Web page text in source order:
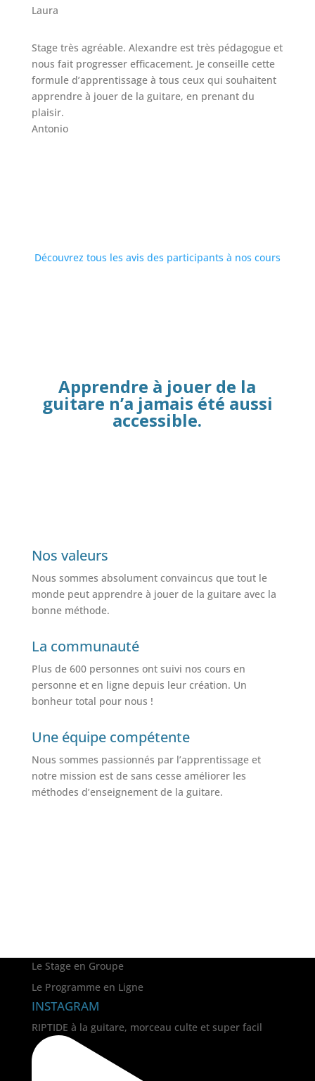
Laura
Stage très agréable. Alexandre est très pédagogue et
nous fait progresser efficacement. Je conseille cette
formule d’apprentissage à tous ceux qui souhaitent
apprendre à jouer de la guitare, en prenant du
plaisir.
Antonio
Découvrez tous les avis des participants à nos cours
Apprendre à jouer de la
guitare n’a jamais été aussi
accessible.
Nos valeurs
Nous sommes absolument convaincus que tout le
monde peut apprendre à jouer de la guitare avec la
bonne méthode.
La communauté
Plus de 600 personnes ont suivi nos cours en
personne et en ligne depuis leur création. Un
bonheur total pour nous !
Une équipe compétente
Nous sommes passionnés par l’apprentissage et
notre mission est de sans cesse améliorer les
méthodes d’enseignement de la guitare.
Le Stage en Groupe
Le Programme en Ligne
INSTAGRAM
RIPTIDE à la guitare, morceau culte et super facil